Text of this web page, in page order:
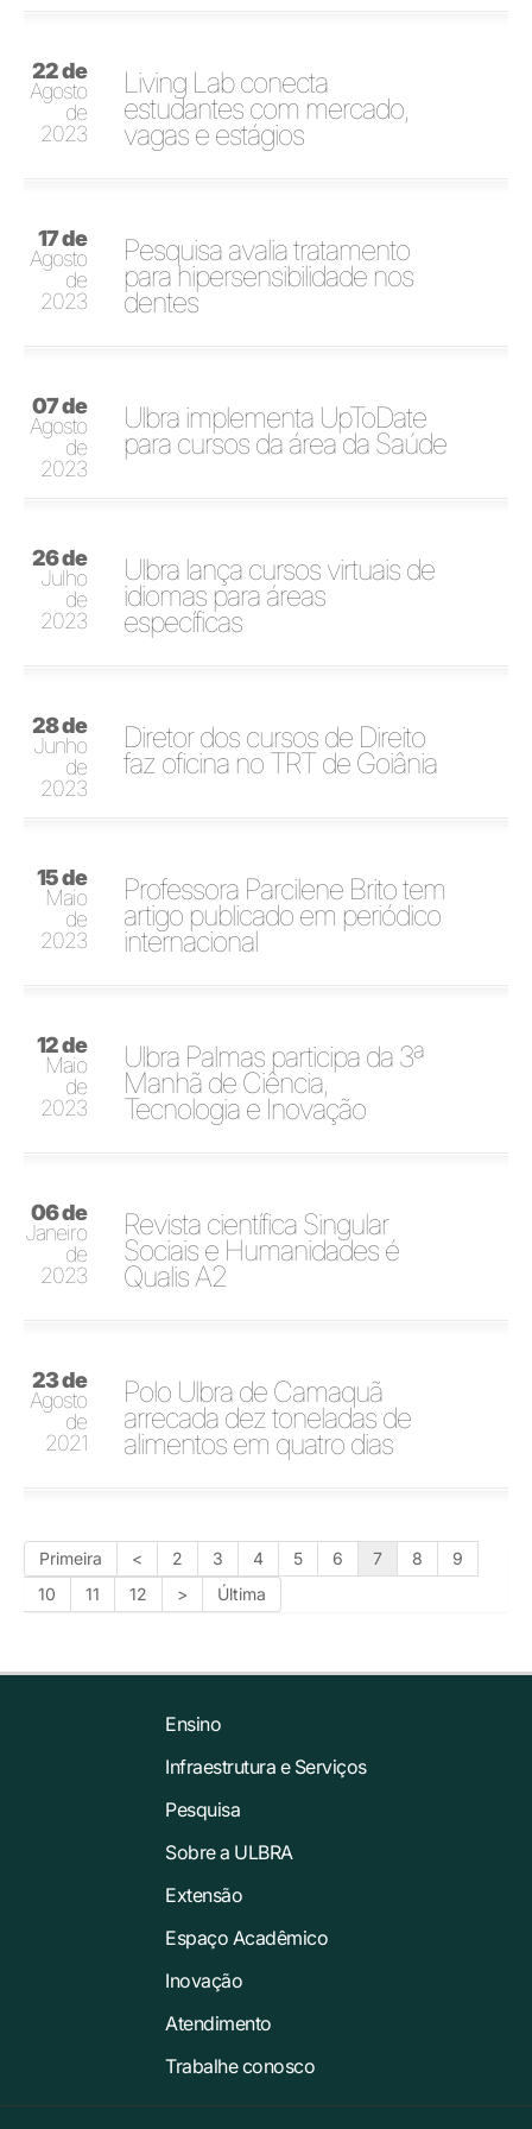
22 de
Agosto
de
2023
Living Lab conecta
estudantes com mercado,
vagas e estágios
17 de
Agosto
de
2023
Pesquisa avalia tratamento
para hipersensibilidade nos
dentes
07 de
Agosto
de
2023
Ulbra implementa UpToDate
para cursos da área da Saúde
26 de
Julho
de
2023
Ulbra lança cursos virtuais de
idiomas para áreas
específicas
28 de
Junho
de
2023
Diretor dos cursos de Direito
faz oficina no TRT de Goiânia
15 de
Maio
de
2023
Professora Parcilene Brito tem
artigo publicado em periódico
internacional
12 de
Maio
de
2023
Ulbra Palmas participa da 3ª
Manhã de Ciência,
Tecnologia e Inovação
06 de
Janeiro
de
2023
Revista científica Singular
Sociais e Humanidades é
Qualis A2
23 de
Agosto
de
2021
Polo Ulbra de Camaquã
arrecada dez toneladas de
alimentos em quatro dias
Primeira < 2 3 4 5 6 7 8
9
10
11 12 > Última
Ensino
Infraestrutura e Serviços
Pesquisa
Sobre a ULBRA
Extensão
Espaço Acadêmico
Inovação
Atendimento
Trabalhe conosco